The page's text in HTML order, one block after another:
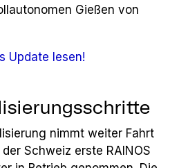
Gießen von
Update lesen!
nimmt weiter Fahrt
Schweiz erste RAINOS